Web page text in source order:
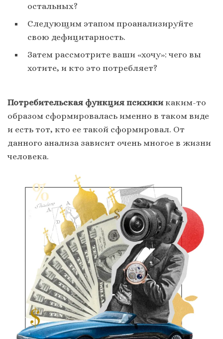
остальных?
Следующим этапом проанализируйте
свою дефицитарность.
Затем рассмотрите ваши «хочу»: чего вы
хотите, и кто это потребляет?
Потребительская функция психики каким-то
образом сформировалась именно в таком виде
и есть тот, кто ее такой сформировал. От
данного анализа зависит очень многое в жизни
человека.